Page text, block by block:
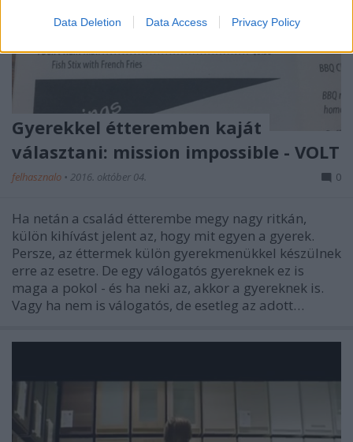
Data Deletion Data Access Privacy Policy
Gyerekkel étteremben kaját
választani: mission impossible - VOLT
felhasznalo • 2016. október 04. 0
Ha netán a család étterembe megy nagy ritkán,
külön kihívást jelent az, hogy mit egyen a gyerek.
Persze, az éttermek külön gyerekmenükkel készülnek
erre az esetre. De egy válogatós gyereknek ez is
maga a pokol - és ha neki az, akkor a gyereknek is.
Vagy ha nem is válogatós, de esetleg az adott…